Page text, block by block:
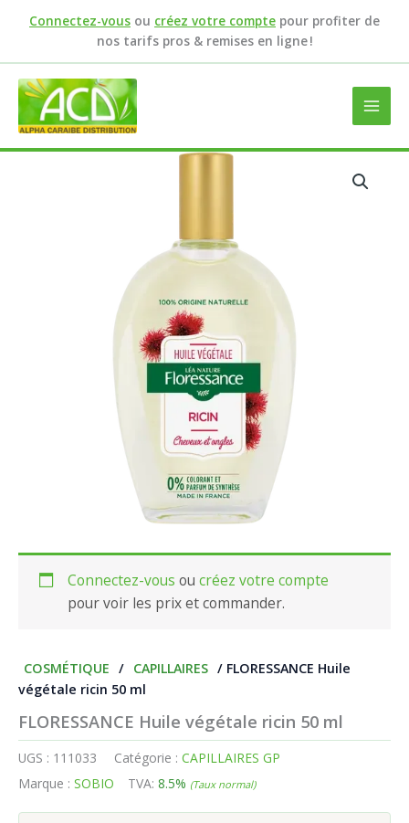
Connectez-vous ou créez votre compte pour profiter de
nos tarifs pros & remises en ligne !
Connectez-vous oucréez votre compte
pour voir les prix et commander.
COSMÉTIQUE / CAPILLAIRES / FLORESSANCE Huile
végétale ricin 50 ml
FLORESSANCE Huile végétale ricin 50 ml
UGS : 111033 Catégorie : CAPILLAIRES GP
Marque : SOBIO TVA: 8.5% (Taux normal)